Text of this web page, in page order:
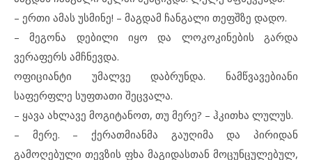
– ერთი ამას უსმინე! – მაგდამ ჩანგალი თეფშზე დადო.
– მეგონა დებილი იყო და ლოკოკინების გარდა
ვერაფერს ამჩნევდა.
ოფიციანტი უმალვე დაბრუნდა. ნამწვავებიანი
საფერფლე სუფთათი შეცვალა.
– ყავა ახლავე მოგიტანოთ, თუ მერე? – ჰკითხა ლულუს.
– მერე. – ქერათმიანმა გაუღიმა და პირიდან
გამოღებული თევზის ფხა მაგიდასთან მოცუნცულებულ,